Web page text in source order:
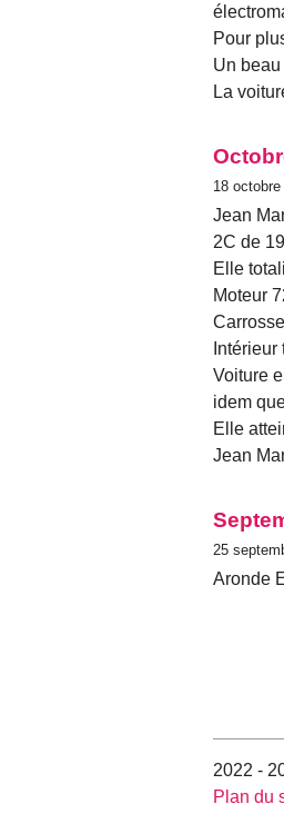
Pour
Un
La
18
Jean
2C de
Elle
Moteur
Voiture
idem
Elle
Jean
25
Aronde
2022 -
Plan du